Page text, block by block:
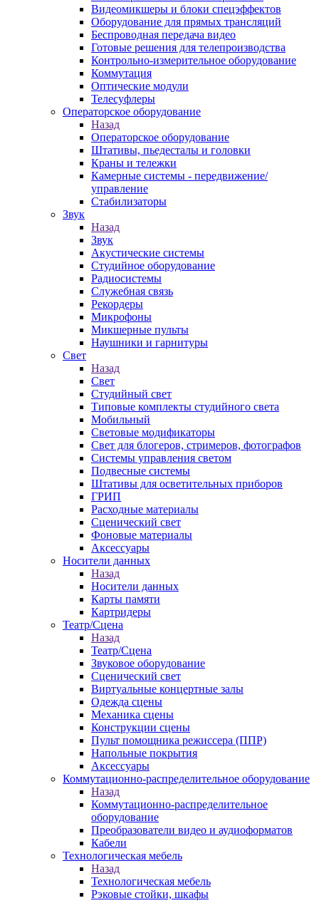
Видеомикшеры и блоки спецэффектов
Оборудование для прямых трансляций
Беспроводная передача видео
Готовые решения для телепроизводства
Контрольно-измерительное оборудование
Коммутация
Оптические модули
Телесуфлеры
Операторское оборудование
Назад
Операторское оборудование
Штативы, пьедесталы и головки
Краны и тележки
Камерные системы - передвижение/
управление
Стабилизаторы
Звук
Назад
Звук
Акустические системы
Студийное оборудование
Радиосистемы
Служебная связь
Рекордеры
Микрофоны
Микшерные пульты
Наушники и гарнитуры
Свет
Назад
Свет
Студийный свет
Типовые комплекты студийного света
Мобильный
Световые модификаторы
Свет для блогеров, стримеров, фотографов
Системы управления светом
Подвесные системы
Штативы для осветительных приборов
ГРИП
Расходные материалы
Сценический свет
Фоновые материалы
Аксессуары
Носители данных
Назад
Носители данных
Карты памяти
Картридеры
Театр/Сцена
Назад
Театр/Сцена
Звуковое оборудование
Сценический свет
Виртуальные концертные залы
Одежда сцены
Механика сцены
Конструкции сцены
Пульт помощника режиссера (ППР)
Напольные покрытия
Аксессуары
Коммутационно-распределительное оборудование
Назад
Коммутационно-распределительное
оборудование
Преобразователи видео и аудиоформатов
Кабели
Технологическая мебель
Назад
Технологическая мебель
Рэковые стойки, шкафы